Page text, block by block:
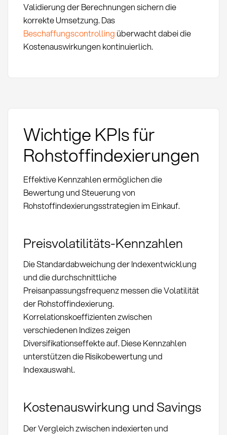
Validierung der Berechnungen sichern die
korrekte Umsetzung. Das
Beschaffungscontrolling überwacht dabei die
Kostenauswirkungen kontinuierlich.
Wichtige KPIs für
Rohstoffindexierungen
Effektive Kennzahlen ermöglichen die
Bewertung und Steuerung von
Rohstoffindexierungsstrategien im Einkauf.
Preisvolatilitäts-Kennzahlen
Die Standardabweichung der Indexentwicklung
und die durchschnittliche
Preisanpassungsfrequenz messen die Volatilität
der Rohstoffindexierung.
Korrelationskoeffizienten zwischen
verschiedenen Indizes zeigen
Diversifikationseffekte auf. Diese Kennzahlen
unterstützen die Risikobewertung und
Indexauswahl.
Kostenauswirkung und Savings
Der Vergleich zwischen indexierten und